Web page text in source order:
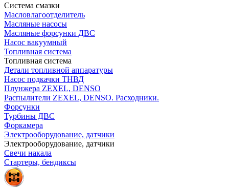
Система смазки
Масловлагоотделитель
Масляные насосы
Масляные форсунки ДВС
Насос вакуумный
Топливная система
Топливная система
Детали топливной аппаратуры
Насос подкачки ТНВД
Плунжера ZEXEL, DENSO
Распылители ZEXEL, DENSO. Расходники.
Форсунки
Турбины ДВС
Форкамера
Электрооборудование, датчики
Электрооборудование, датчики
Свечи накала
Стартеры, бендиксы